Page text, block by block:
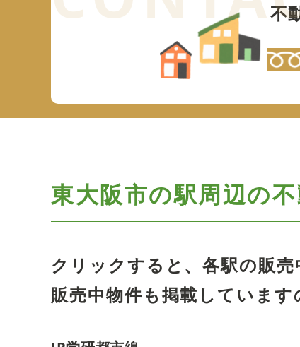
不
東大阪市の駅周辺の
クリックすると、各駅の販売
販売中物件も掲載しています